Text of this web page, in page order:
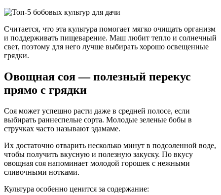
Считается, что эта культура помогает мягко очищать организм
и поддерживать пищеварение. Маш любит тепло и солнечный
свет, поэтому для него лучше выбирать хорошо освещенные
грядки.
Овощная соя — полезный перекус
прямо с грядки
Соя может успешно расти даже в средней полосе, если
выбирать раннеспелые сорта. Молодые зеленые бобы в
стручках часто называют эдамаме.
Их достаточно отварить несколько минут в подсоленной воде,
чтобы получить вкусную и полезную закуску. По вкусу
овощная соя напоминает молодой горошек с нежными
сливочными нотками.
Культура особенно ценится за содержание: